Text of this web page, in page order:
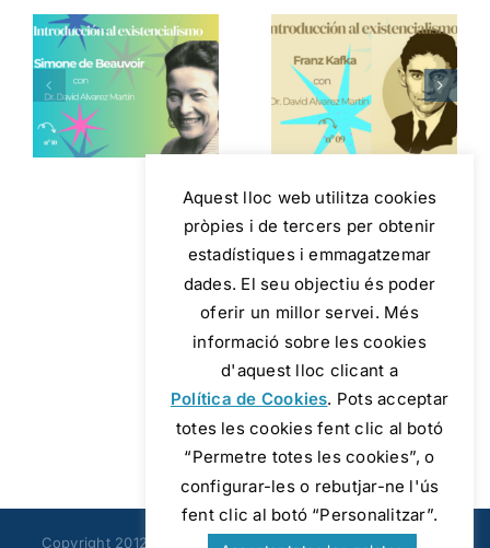
a
l’Existencialisme:
Franz
Kafka amb
David
Álvarez |
Universitas
Albertiana
Albert
Camus i el
Sentit de la
Vida amb
Álvarez |
Universitas
Albertiana
Copyright 2012 - 2026 | Avada Website Builderby Avada
Aquest lloc web utilitza cookies
pròpies i de tercers per obtenir
estadístiques i emmagatzemar
dades. El seu objectiu és poder
oferir un millor servei. Més
informació sobre les cookies
d'aquest lloc clicant a
Política de Cookies. Pots acceptar
totes les cookies fent clic al botó
“Permetre totes les cookies”, o
configurar-les o rebutjar-ne l'ús
fent clic al botó “Personalitzar”.